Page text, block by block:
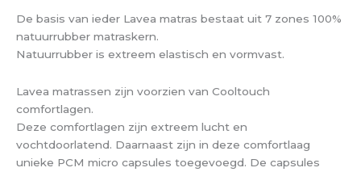
De basis van ieder Lavea matras bestaat uit 7 zones 100%
natuurrubber matraskern.
Natuurrubber is extreem elastisch en vormvast.
Lavea matrassen zijn voorzien van Cooltouch
comfortlagen.
Deze comfortlagen zijn extreem lucht en
vochtdoorlatend. Daarnaast zijn in deze comfortlaag
unieke PCM micro capsules toegevoegd. De capsules